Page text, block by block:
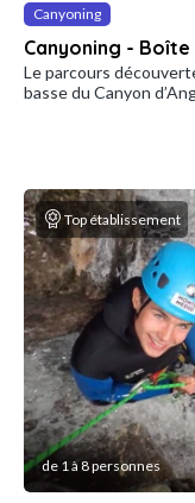
Canyoning
Canyoning -
Le parcours
basse du Canyon
Top établissement
de 1 à 8 personnes